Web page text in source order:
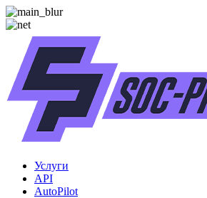
Услуги
API
AutoPilot